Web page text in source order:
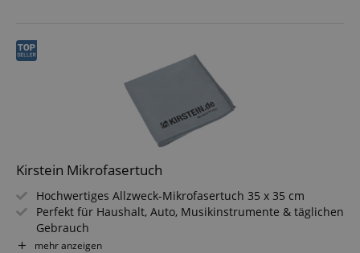
Kirstein Mikrofasertuch
Hochwertiges Allzweck-Mikrofasertuch 35 x 35 cm
Perfekt für Haushalt, Auto, Musikinstrumente & täglichen
Gebrauch
Weiche & glatte Oberfläche für gute Staubaufnahme
mehr anzeigen